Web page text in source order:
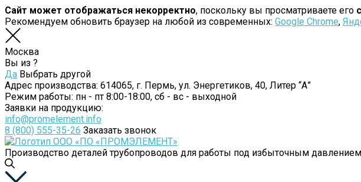
Сайт может отображаться некорректно, поскольку вы просматриваете его
Рекомендуем обновить браузер на любой из современных: Google Chrome,
Москва
Вы из ?
Да Выбрать другой
Адрес производства: 614065, г. Пермь, ул. Энергетиков, 40, Литер “А”
Режим работы: пн - пт 8:00-18:00, сб - вс - выходной
Заявки на продукцию:
info@promelement.info
8 (800) 555-35-26 Заказать звонок
Производство деталей трубопроводов для работы под избыточным давлением